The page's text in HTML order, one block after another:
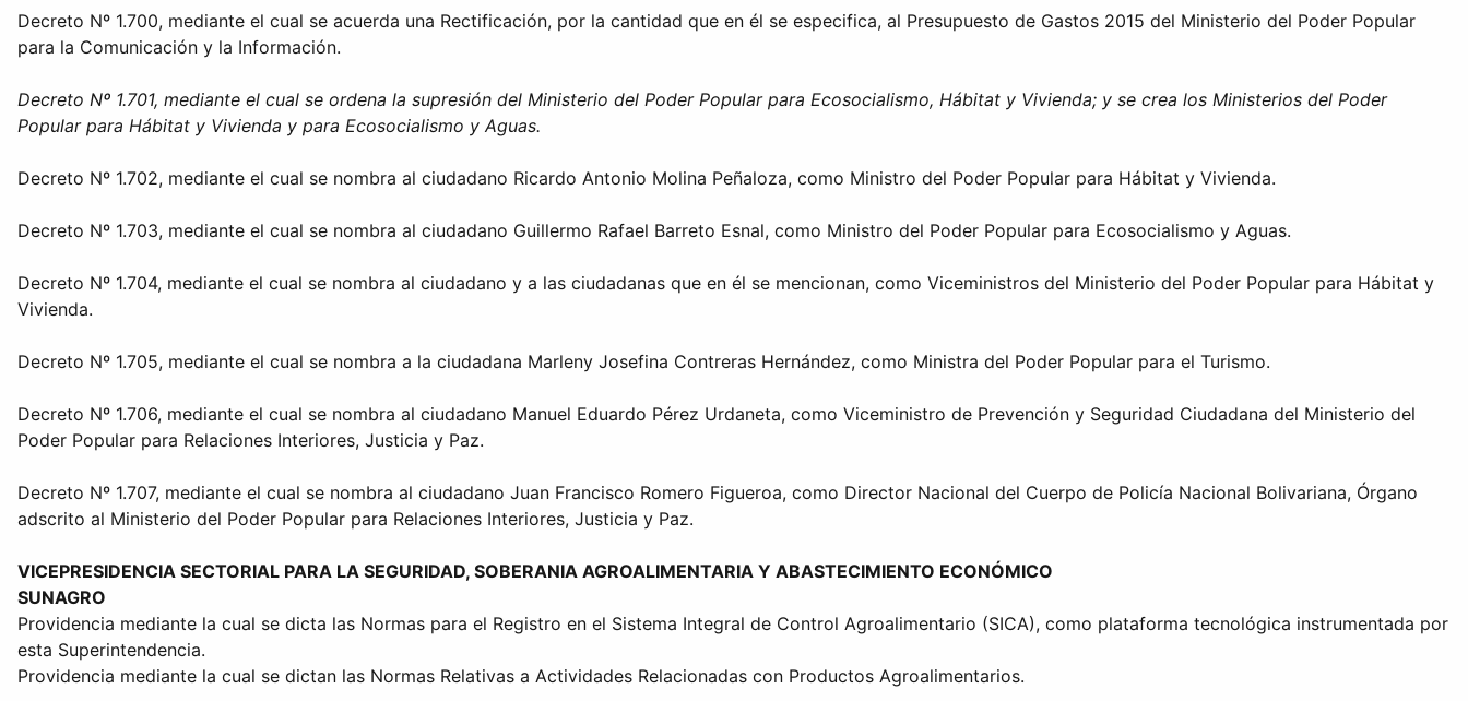
Decreto Nº 1.700, mediante el cual se acuerda una Rectificación, por la cantidad que en él se especifica, al Presupuesto de Gastos 2015 del Ministerio del Poder Popular
para la Comunicación y la Información.
Decreto Nº 1.701, mediante el cual se ordena la supresión del Ministerio del Poder Popular para Ecosocialismo, Hábitat y Vivienda; y se crea los Ministerios del Poder
Popular para Hábitat y Vivienda y para Ecosocialismo y Aguas.
Decreto Nº 1.702, mediante el cual se nombra al ciudadano Ricardo Antonio Molina Peñaloza, como Ministro del Poder Popular para Hábitat y Vivienda.
Decreto Nº 1.703, mediante el cual se nombra al ciudadano Guillermo Rafael Barreto Esnal, como Ministro del Poder Popular para Ecosocialismo y Aguas.
Decreto Nº 1.704, mediante el cual se nombra al ciudadano y a las ciudadanas que en él se mencionan, como Viceministros del Ministerio del Poder Popular para Hábitat y
Vivienda.
Decreto Nº 1.705, mediante el cual se nombra a la ciudadana Marleny Josefina Contreras Hernández, como Ministra del Poder Popular para el Turismo.
Decreto Nº 1.706, mediante el cual se nombra al ciudadano Manuel Eduardo Pérez Urdaneta, como Viceministro de Prevención y Seguridad Ciudadana del Ministerio del
Poder Popular para Relaciones Interiores, Justicia y Paz.
Decreto Nº 1.707, mediante el cual se nombra al ciudadano Juan Francisco Romero Figueroa, como Director Nacional del Cuerpo de Policía Nacional Bolivariana, Órgano
adscrito al Ministerio del Poder Popular para Relaciones Interiores, Justicia y Paz.
VICEPRESIDENCIA SECTORIAL PARA LA SEGURIDAD, SOBERANIA AGROALIMENTARIA Y ABASTECIMIENTO ECONÓMICO
SUNAGRO
Providencia mediante la cual se dicta las Normas para el Registro en el Sistema Integral de Control Agroalimentario (SICA), como plataforma tecnológica instrumentada por
esta Superintendencia.
Providencia mediante la cual se dictan las Normas Relativas a Actividades Relacionadas con Productos Agroalimentarios.